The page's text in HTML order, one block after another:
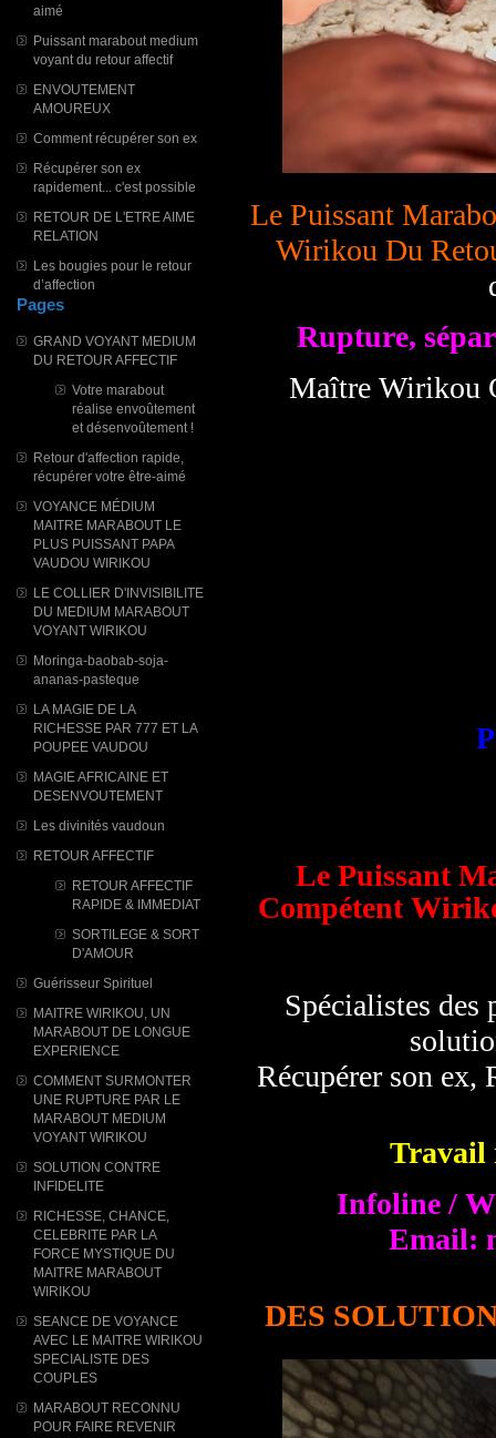
aimé
Puissant marabout medium
voyant du retour affectif
ENVOUTEMENT
AMOUREUX
Comment récupérer son ex
Récupérer son ex
rapidement... c'est possible
RETOUR DE L'ETRE AIME
RELATION
Les bougies pour le retour
d’affection
Pages
GRAND VOYANT MEDIUM
DU RETOUR AFFECTIF
Votre marabout
réalise envoûtement
et désenvoûtement !
Retour d'affection rapide,
récupérer votre être-aimé
VOYANCE MÉDIUM
MAITRE MARABOUT LE
PLUS PUISSANT PAPA
VAUDOU WIRIKOU
LE COLLIER D'INVISIBILITE
DU MEDIUM MARABOUT
VOYANT WIRIKOU
Moringa-baobab-soja-
ananas-pasteque
LA MAGIE DE LA
RICHESSE PAR 777 ET LA
POUPEE VAUDOU
MAGIE AFRICAINE ET
DESENVOUTEMENT
Les divinités vaudoun
RETOUR AFFECTIF
RETOUR AFFECTIF
RAPIDE & IMMEDIAT
SORTILEGE & SORT
D'AMOUR
Guérisseur Spirituel
MAITRE WIRIKOU, UN
MARABOUT DE LONGUE
EXPERIENCE
COMMENT SURMONTER
UNE RUPTURE PAR LE
MARABOUT MEDIUM
VOYANT WIRIKOU
SOLUTION CONTRE
INFIDELITE
RICHESSE, CHANCE,
CELEBRITE PAR LA
FORCE MYSTIQUE DU
MAITRE MARABOUT
WIRIKOU
SEANCE DE VOYANCE
AVEC LE MAITRE WIRIKOU
SPECIALISTE DES
COUPLES
MARABOUT RECONNU
POUR FAIRE REVENIR
Le Puissant
Wirikou Du
Rupture,
Maître Wirikou
Le Puissant
Compétent
Spécialistes des
Récupérer son
Travail
Infoline /
Email:
DES